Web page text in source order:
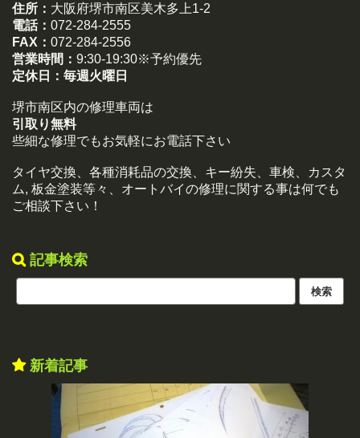
住所： 大阪府堺市南区美木多上1-2
電話： 072-284-2555
FAX： 072-284-2556
営業時間： 9:30-19:30※予約優先
定休日： 毎週火曜日
堺市南区内の修理車両は
引取り無料
些細な修理でもお気軽にお電話下さい
タイヤ交換、各種消耗品の交換、キー紛失、車検、カスタ
ム, 板金塗装等々、オートバイの修理に関する事は何でも
ご相談下さい！
記事検索
新着記事